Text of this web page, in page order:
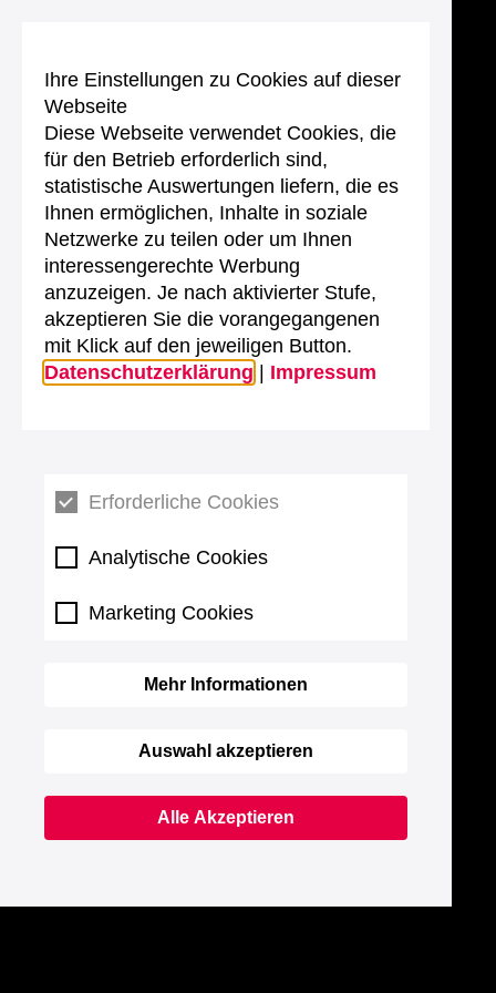
Ihre Einstellungen zu Cookies auf dieser
Webseite
Diese Webseite verwendet Cookies, die
für den Betrieb erforderlich sind,
statistische Auswertungen liefern, die es
Ihnen ermöglichen, Inhalte in soziale
Netzwerke zu teilen oder um Ihnen
interessengerechte Werbung
anzuzeigen. Je nach aktivierter Stufe,
akzeptieren Sie die vorangegangenen
mit Klick auf den jeweiligen Button.
Datenschutzerklärung
Impressum
Erforderliche Cookies
Analytische Cookies
Marketing Cookies
Mehr Informationen
Auswahl akzeptieren
Alle Akzeptieren